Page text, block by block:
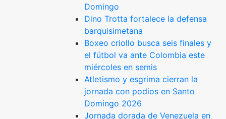
Domingo
Dino Trotta fortalece la defensa
barquisimetana
Boxeo criollo busca seis finales y
el fútbol va ante Colombia este
miércoles en semis
Atletismo y esgrima cierran la
jornada con podios en Santo
Domingo 2026
Jornada dorada de Venezuela en